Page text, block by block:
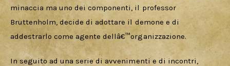
minaccia ma uno dei componenti, il professor
Bruttenholm, decide di adottare il demone e di
addestrarlo come agente dellâ€™organizzazione.
In seguito ad una serie di avvenimenti e di incontri,